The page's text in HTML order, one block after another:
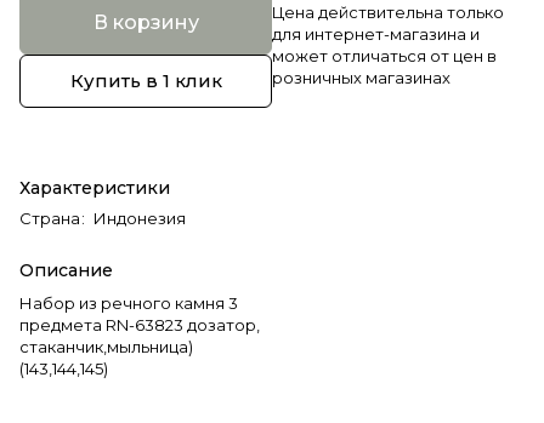
В корзину
Купить в 1 клик
Характеристики
Страна: Индонезия
Описание
Набор из речного камня 3
предмета RN-63823 дозатор,
стаканчик,мыльница)
(143,144,145)
Цена действительна только
для интернет-магазина и
может отличаться от цен в
розничных магазинах